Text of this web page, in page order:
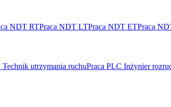
NDT RTPraca NDT LTPraca NDT ETPraca
Technik utrzymania ruchuPraca PLC Inżynier